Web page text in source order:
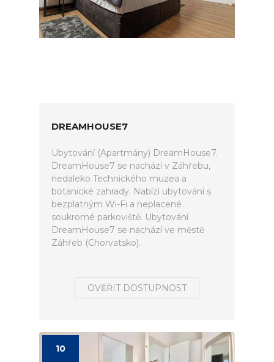
DREAMHOUSE7
Ubytování (Apartmány) DreamHouse7.
DreamHouse7 se nachází v Záhřebu,
nedaleko Technického muzea a
botanické zahrady. Nabízí ubytování s
bezplatným Wi-Fi a neplacené
soukromé parkoviště. Ubytování
DreamHouse7 se nachází ve městě
Záhřeb (Chorvatsko).
OVĚŘIT DOSTUPNOST
10